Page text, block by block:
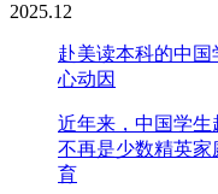
2025.12
赴美读本科的中
心动因
近年来，中国学
不再是少数精英
育